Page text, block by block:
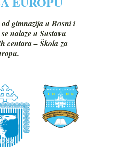
gimnazija u Bosni i
nalaze u Sustavu
centara – Škola za